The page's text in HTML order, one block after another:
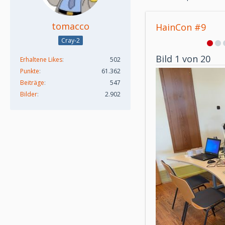
tomacco
Cray-2
Erhaltene Likes
502
Punkte
61.362
Beiträge
547
Bilder
2.902
HainCon #9
Bild 1 von 20